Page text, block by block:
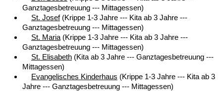
Ganztagesbetreuung --- Mittagessen)
St. Josef(Krippe 1-3 Jahre --- Kita ab 3 Jahre ---
Ganztagesbetreuung --- Mittagessen)
St. Maria (Krippe 1-3 Jahre --- Kita ab 3 Jahre ---
Ganztagesbetreuung --- Mittagessen)
St. Elisabeth (Kita ab 3 Jahre --- Ganztagesbetreuung ---
Mittagessen)
Evangelisches Kinderhaus (Krippe 1-3 Jahre --- Kita ab 3
Jahre --- Ganztagesbetreuung --- Mittagessen)